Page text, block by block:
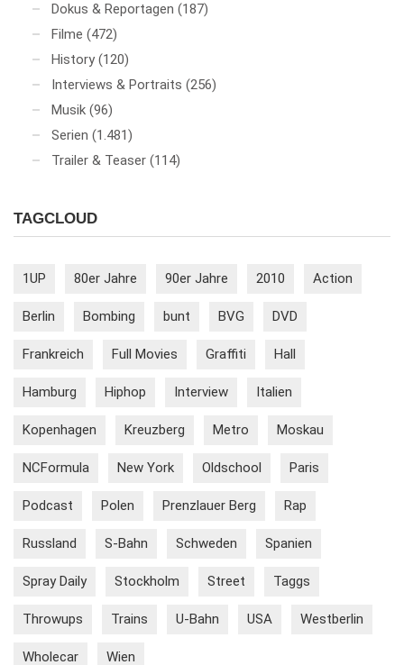
Dokus & Reportagen (187)
Filme (472)
History (120)
Interviews & Portraits (256)
Musik (96)
Serien (1.481)
Trailer & Teaser (114)
TAGCLOUD
1UP 80er Jahre 90er Jahre 2010 Action
Berlin Bombing bunt BVG DVD
Frankreich Full Movies Graffiti Hall
Hamburg Hiphop Interview Italien
Kopenhagen Kreuzberg Metro Moskau
NCFormula New York Oldschool Paris
Podcast Polen Prenzlauer Berg Rap
Russland S-Bahn Schweden Spanien
Spray Daily Stockholm Street Taggs
Throwups Trains U-Bahn USA Westberlin
Wholecar Wien